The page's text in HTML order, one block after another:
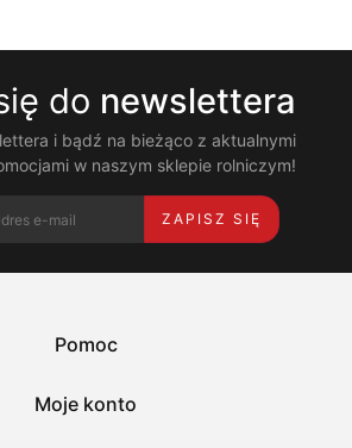
do newslettera
i bądź na bieżąco z aktualnymi
w naszym sklepie rolniczym!
ZAPISZ SIĘ
Pomoc
Moje konto